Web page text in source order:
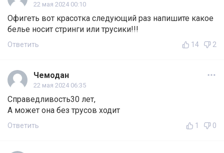
22 мая 2024 00:10
Офигеть вот красотка следующий раз напишите какое
белье носит стринги или трусики!!!
Ответить 14 2
Чемодан
22 мая 2024 06:35
Справедливость30 лет,
А может она без трусов ходит
Ответить 1 0